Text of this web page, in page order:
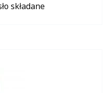
składane